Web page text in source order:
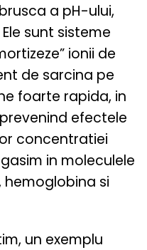
a pH-ului,
Ele sunt sisteme
ionii de
de sarcina pe
foarte rapida, in
efectele
concentratiei
in moleculele
si
un exemplu